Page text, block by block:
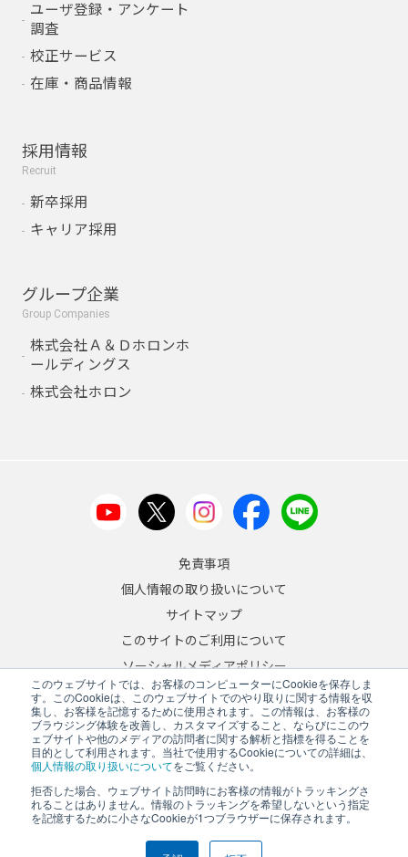
このウェブサイトでは、お客様のコンピューターにCookieを保存しま
す。このCookieは、このウェブサイトでのやり取りに関する情報を収
集し、お客様を記憶するために使用されます。この情報は、お客様の
ブラウジング体験を改善し、カスタマイズすること、ならびにこのウ
ェブサイトや他のメディアの訪問者に関する解析と指標を得ることを
目的として利用されます。当社で使用するCookieについての詳細は、
個人情報の取り扱いについてをご覧ください。
拒否した場合、ウェブサイト訪問時にお客様の情報がトラッキングさ
れることはありません。情報のトラッキングを希望しないという指定
を記憶するために小さなCookieが1つブラウザーに保存されます。
ユーザ登録・アンケート
調査
校正サービス
在庫・商品情報
採用情報
Recruit
新卒採用
キャリア採用
グループ企業
Group Companies
株式会社Ａ＆Ｄホロンホ
ールディングス
株式会社ホロン
免責事項
個人情報の取り扱いについて
サイトマップ
このサイトのご利用について
ソーシャルメディアポリシー
反社会的勢力への対応について
JA/EN
Copyright © 2026 A&D Company, Limited
PCサイトを表示する